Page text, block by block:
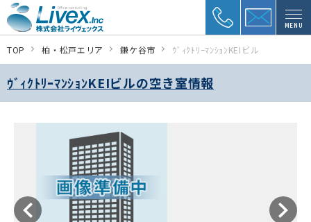
MENU
TOP 柏・松戸エリア 鎌ケ谷市 ｳﾞｨｸﾄﾘｰﾏﾝｼｮﾝKEIビル
ｳﾞｨｸﾄﾘｰﾏﾝｼｮﾝKEIビルの空き室情報